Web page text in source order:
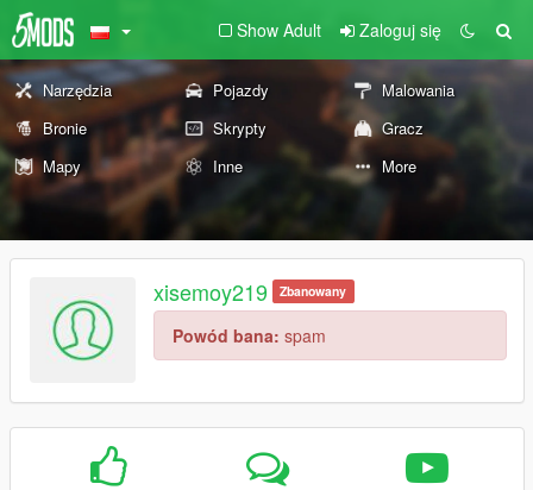
Show Adult Zaloguj się
Narzędzia Pojazdy
Malowania
Bronie
Skrypty
Gracz
Mapy
Inne More
xisemoy219 Zbanowany
Powód bana: spam